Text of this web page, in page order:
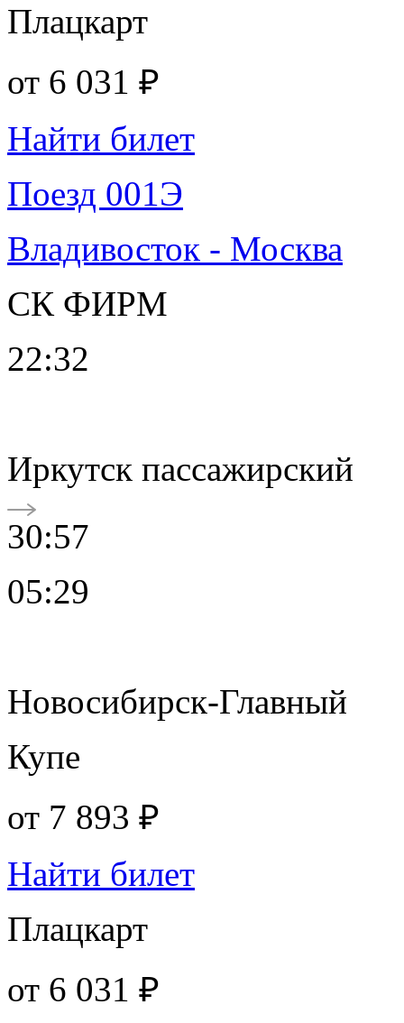
Плацкарт
от 6 031 ₽
Найти билет
Поезд 001Э
Владивосток - Москва
СК ФИРМ
22:32
Иркутск пассажирский
30:57
05:29
Новосибирск-Главный
Купе
от 7 893 ₽
Найти билет
Плацкарт
от 6 031 ₽